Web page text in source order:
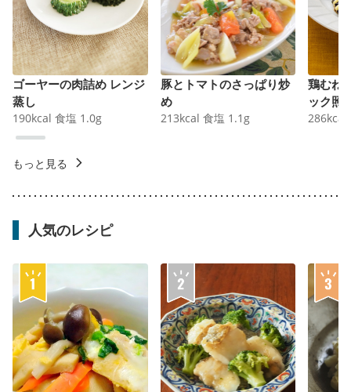
ゴーヤーの肉詰め レンジ
蒸し
190kcal 食塩 1.0g
豚とトマトのさっぱり炒
め
213kcal 食塩 1.1 g
鶏むね
ック照
286kcal
もっと見る
人気のレシピ